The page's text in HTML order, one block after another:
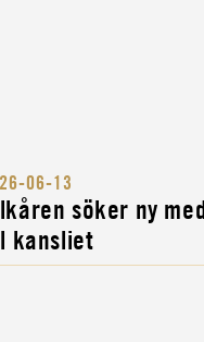
06-13
söker ny
kansliet